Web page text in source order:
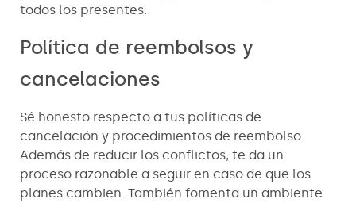
todos los presentes.
Política de reembolsos y
cancelaciones
Sé honesto respecto a tus políticas de
cancelación y procedimientos de reembolso.
Además de reducir los conflictos, te da un
proceso razonable a seguir en caso de que los
planes cambien. También fomenta un ambiente